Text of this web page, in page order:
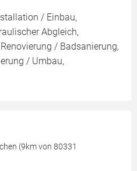
/ Einbau,
Abgleich,
/ Badsanierung,
/ Umbau,
(9km von 80331